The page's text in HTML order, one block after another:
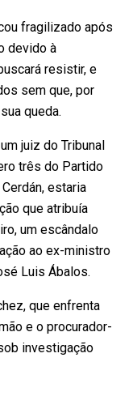
fragilizado após
devido à
resistir, e
sem que, por
queda.
juiz do Tribunal
três do Partido
estaria
que atribuía
um escândalo
ao ex-ministro
Luis Ábalos.
que enfrenta
e o procurador-
investigação